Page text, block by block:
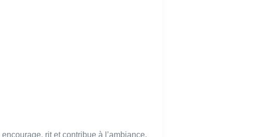
rit et contribue à l’ambiance.